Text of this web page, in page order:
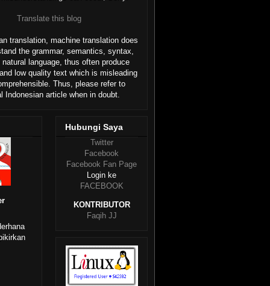
Translate this blog
translation, machine translation does
the grammar, semantics, syntax,
language, thus often produce
low quality text which is misleading
Thus, please refer to
Indonesian article when in doubt.
Hubungi Saya
Twitter
Facebook
Facebook Fan Page
Login ke
FACEBOOK
KONTRIBUTOR
Faqih JJ